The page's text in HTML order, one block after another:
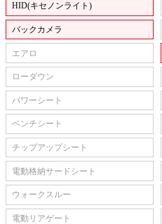
HID(キセノンライト)
バックカメラ
エアロ
ローダウン
パワーシート
ベンチシート
チップアップシート
電動格納サードシート
ウォークスルー
電動リアゲート